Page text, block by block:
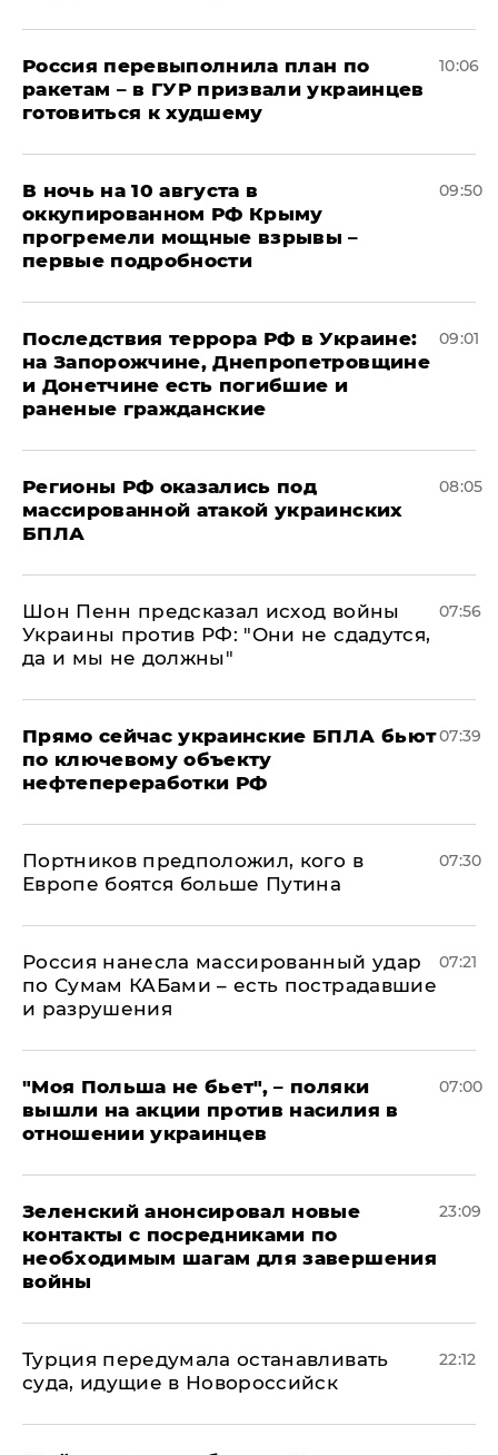
Россия перевыполнила план по
ракетам – в ГУР призвали украинцев
готовиться к худшему
10:06
В ночь на 10 августа в
оккупированном РФ Крыму
прогремели мощные взрывы –
первые подробности
09:50
Последствия террора РФ в Украине:
на Запорожчине, Днепропетровщине
и Донетчине есть погибшие и
раненые гражданские
09:01
Регионы РФ оказались под
массированной атакой украинских
БПЛА
08:05
Шон Пенн предсказал исход войны
Украины против РФ: "Они не сдадутся,
да и мы не должны"
07:56
Прямо сейчас украинские БПЛА бьют
по ключевому объекту
нефтепереработки РФ
07:39
Портников предположил, кого в
Европе боятся больше Путина
07:30
Россия нанесла массированный удар
по Сумам КАБами – есть пострадавшие
и разрушения
07:21
"Моя Польша не бьет", – поляки
вышли на акции против насилия в
отношении украинцев
07:00
Зеленский анонсировал новые
контакты с посредниками по
необходимым шагам для завершения
войны
23:09
Турция передумала останавливать
суда, идущие в Новороссийск
22:12